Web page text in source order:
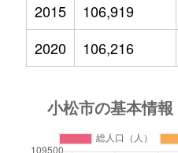
2015
106,919
2020
106,216